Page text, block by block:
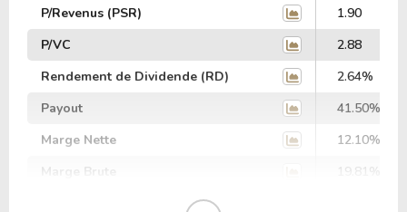
P/Revenus (PSR)
1.90
P/VC
2.88
Rendement de Dividende (RD)
2.64%
Payout
41.50%
Marge Nette
12.10%
Marge Brute
19.81%